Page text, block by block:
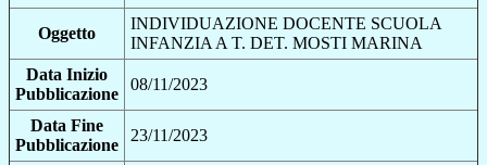
Oggetto
INDIVIDUAZIONE DOCENTE SCUOLA
INFANZIA A T. DET. MOSTI MARINA
Data Inizio
Pubblicazione
08/11/2023
Data Fine
Pubblicazione
23/11/2023